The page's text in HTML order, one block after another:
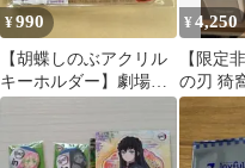
¥990
【胡蝶しのぶアクリル
キーホルダー】劇場版
「鬼滅の刃」無限城編
¥4,250
【限定
の刃 猗
定BOX